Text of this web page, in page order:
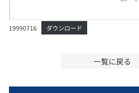
19990716 ダウンロード
一覧に戻る